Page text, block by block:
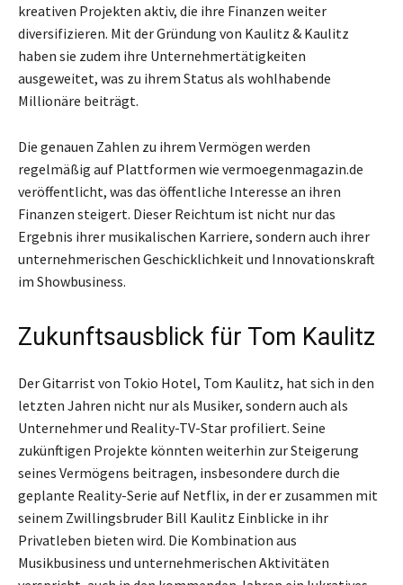
kreativen Projekten aktiv, die ihre Finanzen weiter
diversifizieren. Mit der Gründung von Kaulitz & Kaulitz
haben sie zudem ihre Unternehmertätigkeiten
ausgeweitet, was zu ihrem Status als wohlhabende
Millionäre beiträgt.
Die genauen Zahlen zu ihrem Vermögen werden
regelmäßig auf Plattformen wie vermoegenmagazin.de
veröffentlicht, was das öffentliche Interesse an ihren
Finanzen steigert. Dieser Reichtum ist nicht nur das
Ergebnis ihrer musikalischen Karriere, sondern auch ihrer
unternehmerischen Geschicklichkeit und Innovationskraft
im Showbusiness.
Zukunftsausblick für Tom Kaulitz
Der Gitarrist von Tokio Hotel, Tom Kaulitz, hat sich in den
letzten Jahren nicht nur als Musiker, sondern auch als
Unternehmer und Reality-TV-Star profiliert. Seine
zukünftigen Projekte könnten weiterhin zur Steigerung
seines Vermögens beitragen, insbesondere durch die
geplante Reality-Serie auf Netflix, in der er zusammen mit
seinem Zwillingsbruder Bill Kaulitz Einblicke in ihr
Privatleben bieten wird. Die Kombination aus
Musikbusiness und unternehmerischen Aktivitäten